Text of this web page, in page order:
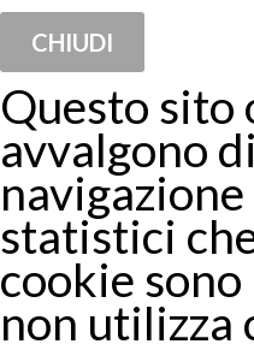
CHIUDI
Questo sito
avvalgono
statistici
cookie
non utilizza